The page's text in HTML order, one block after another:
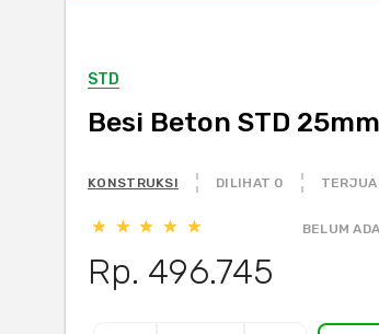
STD
Besi Beton STD
KONSTRUKSI DILIHAT 0
BELUM
Rp. 496.745